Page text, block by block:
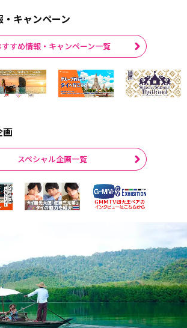
キャンペーン
すすめ情報・キャンペーン一覧
画
スペシャル企画一覧